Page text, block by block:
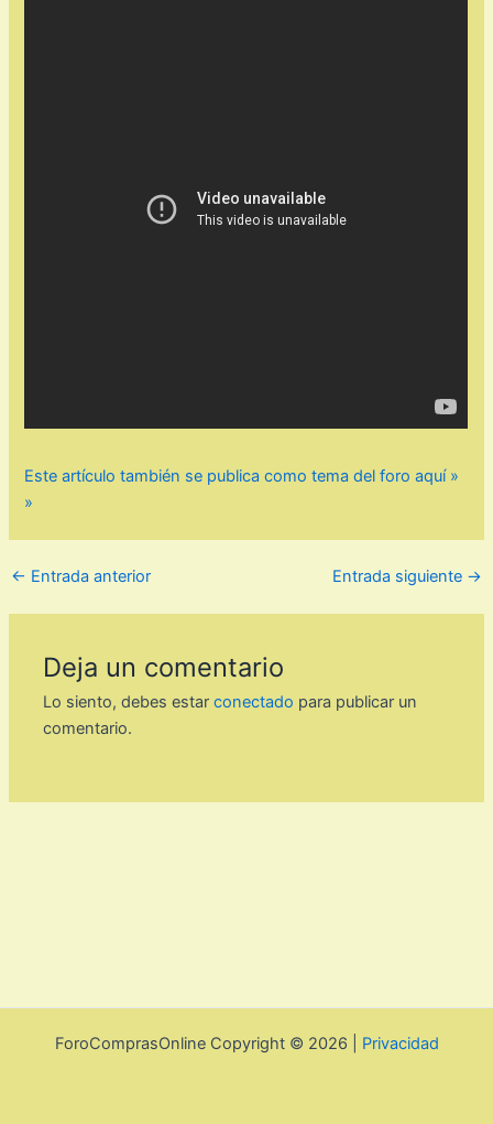
Este artículo también se publica como tema del foro aquí »
»
← Entrada anterior Entrada siguiente →
Deja un comentario
Lo siento, debes estarconectado para publicar un
comentario.
ForoComprasOnline Copyright © 2026 | Privacidad